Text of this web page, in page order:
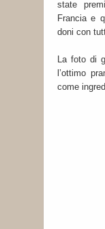
state
Francia e
doni con
La foto di
l’ottimo
come